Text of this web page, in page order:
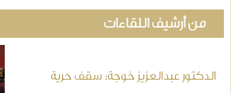
من أرشيف اللقاءات
الدكتور عبدالعزيز خوجة: سقف حرية